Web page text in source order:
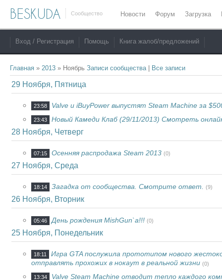
BESKUDA Сообщество Новости Форум Загрузка
Вход / Регистрация Помощь Книга жалоб/предложений
Главная » 2013 » Ноябрь Записи сообщества| Все записи
29 Ноября, Пятница
23:58 Valve и iBuyPower выпустят Steam Machine за
23:43 Новый Камеди Клаб (29/11/2013) Смотреть
28 Ноября, Четверг
07:15 Осенняя распродажа Steam 2013 (0)
27 Ноября, Среда
18:14 Загадка от сообщества. Смотрите ответ. (9)
26 Ноября, Вторник
05:46 День рождения MishGun`a!!! (0)
25 Ноября, Понедельник
18:11 Игра GTA послужила прототипом нового
отправлять прохожих в нокаут в реальной жизни (0)
13:34 Valve Steam Machine отводит тепло каждого